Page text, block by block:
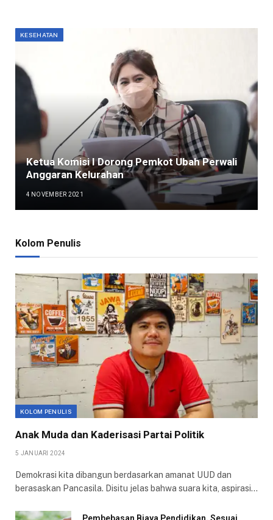
KESEHATAN
Ketua Komisi I Dorong Pemkot Ubah Perwali
Anggaran Kelurahan
4 NOVEMBER 2021
Kolom Penulis
KOLOM PENULIS
Anak Muda dan Kaderisasi Partai Politik
5 JANUARI 2024
Demokrasi kita dibangun berdasarkan amanat UUD dan
berasaskan Pancasila. Disitu jelas bahwa suara kita, aspirasi…